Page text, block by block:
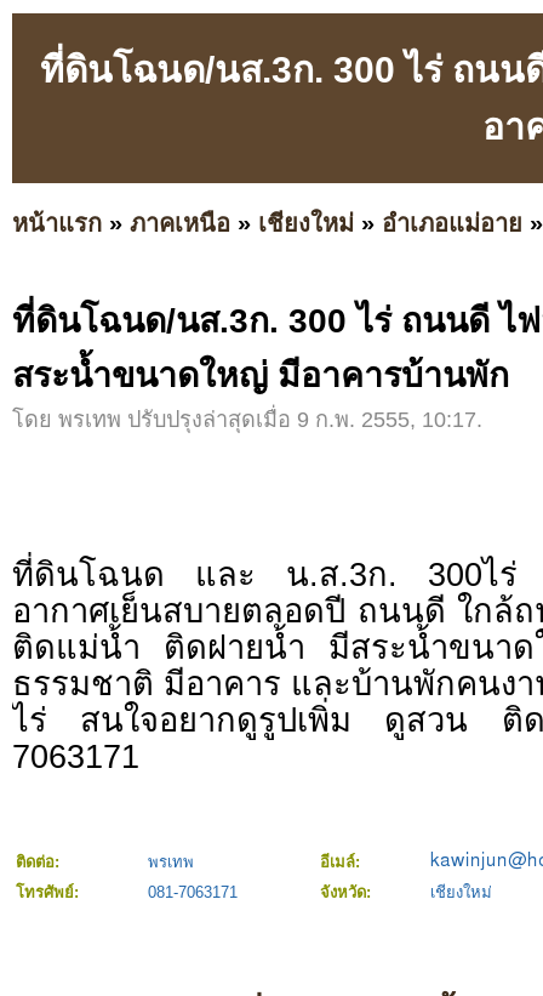
ที่ดินโฉนด/นส.3ก. 300 ไร่ ถน
อา
หน้าแรก » ภาคเหนือ » เชียงใหม่ » อำเภอแม่อาย
ที่ดินโฉนด/นส.3ก. 300 ไร่ ถนนดี ไ
สระน้ำขนาดใหญ่ มีอาคารบ้านพัก
โดย พรเทพ ปรับปรุงล่าสุดเมื่อ 9 ก.พ. 2555, 10:17.
ที่ดินโฉนด และ น.ส.3ก. 300ไร่
อากาศเย็นสบายตลอดปี ถนนดี ใกล้
ติดแม่น้ำ ติดฝายน้ำ มีสระน้ำขนาด
ธรรมชาติ มีอาคาร และบ้านพักคนงา
ไร่ สนใจอยากดูรูปเพิ่ม ดูสวน ติ
7063171
ติดต่อ: พรเทพ
อีเมล์:
โทรศัพย์:
081-7063171 จังหวัด: เชียงใหม่